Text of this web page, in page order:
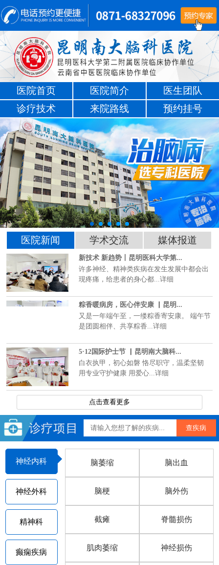
医院首页 医院简介
医生团队
诊疗技术
来院路线 预约挂号
医院新闻 学术交流 媒体报道
新技术 新趋势丨昆明医科大学第...
许多神经、精神类疾病在发生发展中都会出
现疼痛，给患者的身心都...详细
粽香暖病房，医心伴安康 ▏昆明...
又是一年端午至，一缕粽香寄安康。 端午节
是团圆相伴、共享粽香...详细
5·12国际护士节 ▏昆明南大脑科...
白衣执甲，初心如磐 恪尽职守，温柔坚韧
用专业守护健康 用爱心...详细
点击查看更多
神经内科
神经外科
精神科
癫痫疾病
脑萎缩 脑出血
脑梗 脑外伤
截瘫 脊髓损伤
肌肉萎缩 神经损伤